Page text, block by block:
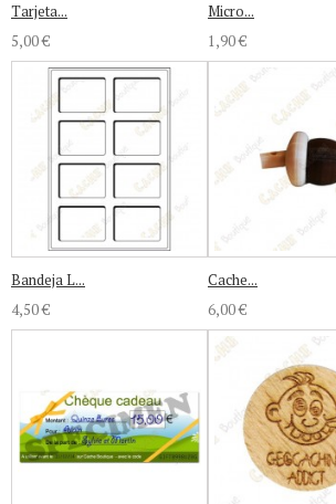
Tarjeta...
5,00 €
Micro...
1,90 €
Bandeja L...
4,50 €
Cache...
6,00 €